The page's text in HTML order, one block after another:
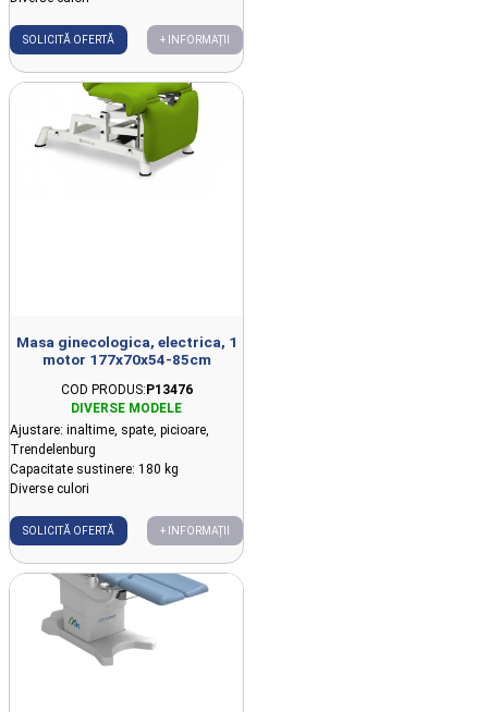
SOLICITĂ OFERTĂ + INFORMAȚII
Masa ginecologica, electrica, 1
motor 177x70x54-85cm
COD PRODUS:P13476
Ajustare: inaltime, spate, picioare,
Trendelenburg
Capacitate sustinere: 180 kg
Diverse culori
SOLICITĂ OFERTĂ + INFORMAȚII